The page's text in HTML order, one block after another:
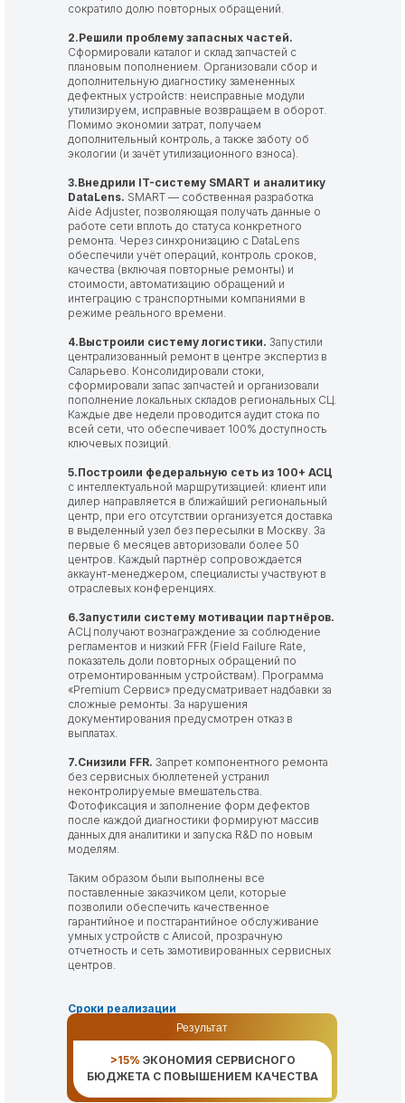
сократило долю повторных обращений.
2.Решили проблему запасных частей.
Сформировали каталог и склад запчастей с
плановым пополнением. Организовали сбор и
дополнительную диагностику замененных
дефектных устройств: неисправные модули
утилизируем, исправные возвращаем в оборот.
Помимо экономии затрат, получаем
дополнительный контроль, а также заботу об
экологии (и зачёт утилизационного взноса).
3.Внедрили IT-систему SMART и аналитику
DataLens. SMART — собственная разработка
Aide Adjuster, позволяющая получать данные о
работе сети вплоть до статуса конкретного
ремонта. Через синхронизацию с DataLens
обеспечили учёт операций, контроль сроков,
качества (включая повторные ремонты) и
стоимости, автоматизацию обращений и
интеграцию с транспортными компаниями в
режиме реального времени.
4.Выстроили систему логистики. Запустили
централизованный ремонт в центре экспертиз в
Саларьево. Консолидировали стоки,
сформировали запас запчастей и организовали
пополнение локальных складов региональных СЦ.
Каждые две недели проводится аудит стока по
всей сети, что обеспечивает 100% доступность
ключевых позиций.
5.Построили федеральную сеть из 100+ АСЦ
с интеллектуальной маршрутизацией: клиент или
дилер направляется в ближайший региональный
центр, при его отсутствии организуется доставка
в выделенный узел без пересылки в Москву. За
первые 6 месяцев авторизовали более 50
центров. Каждый партнёр сопровождается
аккаунт-менеджером, специалисты участвуют в
отраслевых конференциях.
6.Запустили систему мотивации партнёров.
АСЦ получают вознаграждение за соблюдение
регламентов и низкий FFR (Field Failure Rate,
показатель доли повторных обращений по
отремонтированным устройствам). Программа
«Premium Сервис» предусматривает надбавки за
сложные ремонты. За нарушения
документирования предусмотрен отказ в
выплатах.
7.Снизили FFR. Запрет компонентного ремонта
без сервисных бюллетеней устранил
неконтролируемые вмешательства.
Фотофиксация и заполнение форм дефектов
после каждой диагностики формируют массив
данных для аналитики и запуска R&D по новым
моделям.
Таким образом были выполнены все
поставленные заказчиком цели, которые
позволили обеспечить качественное
гарантийное и постгарантийное обслуживание
умных устройств с Алисой, прозрачную
отчетность и сеть замотивированных сервисных
центров.
Сроки реализации
01.01.2025 — 15.04.2026
Результат
>15% ЭКОНОМИЯ СЕРВИСНОГО
БЮДЖЕТА С ПОВЫШЕНИЕМ КАЧЕСТВА